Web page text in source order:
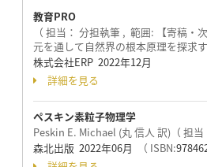
教育PRO
（ 担当： 分担執筆 , 範囲: 【寄稿・
元を通して自然界の根本原理を探求す
株式会社ERP 2022年12月
詳細を見る
ペスキン素粒子物理学
Peskin E. Michael (丸 信人 訳)（ 担当
森北出版 2022年06月
（ ISBN: